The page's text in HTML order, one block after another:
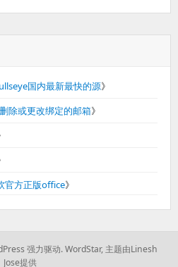
国内最新最快的源》
除或更改绑定的邮箱》
官方正版office》
强力驱动. WordStar, 主题由Linesh
Jose提供